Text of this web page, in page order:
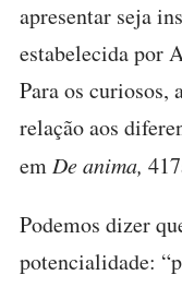
apresentar seja
estabelecida por
Para os curiosos,
relação aos
emDe anima,
Podemos dizer
potencialidade: